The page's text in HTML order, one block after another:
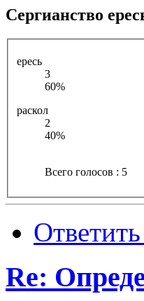
Сергианство
ересь
3
60%
раскол
2
40%
Всего голосов : 5
Re: